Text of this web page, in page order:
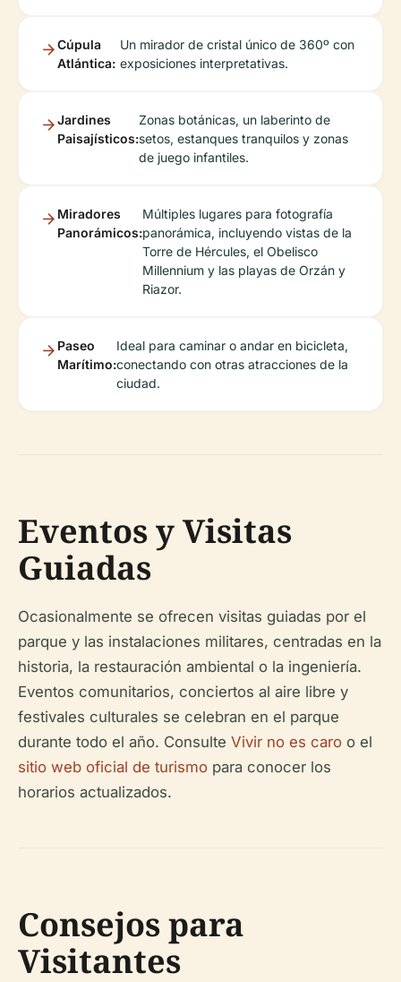
Cúpula
Atlántica:
Un mirador de cristal único de 360º con
exposiciones interpretativas.
Jardines
Paisajísticos:
Zonas botánicas, un laberinto de
setos, estanques tranquilos y zonas
de juego infantiles.
Miradores
Panorámicos:
Múltiples lugares para fotografía
panorámica, incluyendo vistas de la
Torre de Hércules, el Obelisco
Millennium y las playas de Orzán y
Riazor.
Paseo
Marítimo:
Ideal para caminar o andar en bicicleta,
conectando con otras atracciones de la
ciudad.
Eventos y Visitas
Guiadas
Ocasionalmente se ofrecen visitas guiadas por el
parque y las instalaciones militares, centradas en la
historia, la restauración ambiental o la ingeniería.
Eventos comunitarios, conciertos al aire libre y
festivales culturales se celebran en el parque
durante todo el año. Consulte Vivir no es caro o el
sitio web oficial de turismo para conocer los
horarios actualizados.
Consejos para
Visitantes